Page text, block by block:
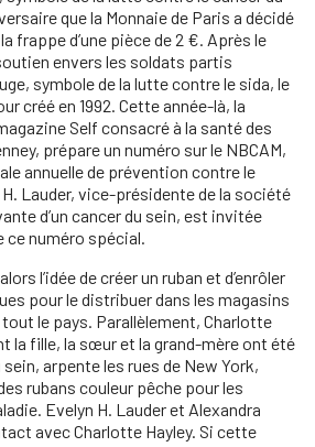
que la Monnaie de Paris a décidé
frappe d’une pièce de 2 €. Après le
envers les soldats partis
symbole de la lutte contre le sida, le
créé en 1992. Cette année-là, la
Self consacré à la santé des
prépare un numéro sur le NBCAM,
annuelle de prévention contre le
Lauder, vice-présidente de la société
d’un cancer du sein, est invitée
numéro spécial.
l’idée de créer un ruban et d’enrôler
pour le distribuer dans les magasins
le pays. Parallèlement, Charlotte
la fille, la sœur et la grand-mère ont été
arpente les rues de New York,
rubans couleur pêche pour les
Evelyn H. Lauder et Alexandra
avec Charlotte Hayley. Si cette